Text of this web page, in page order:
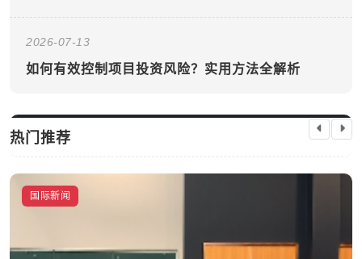
2026-07-13
如何有效控制项目投资风险？实用方法全解析
热门推荐
国际新闻
（奋斗者的新时代）中国青年建设者为改善斯里兰
启芯新知日报 2026-04-21